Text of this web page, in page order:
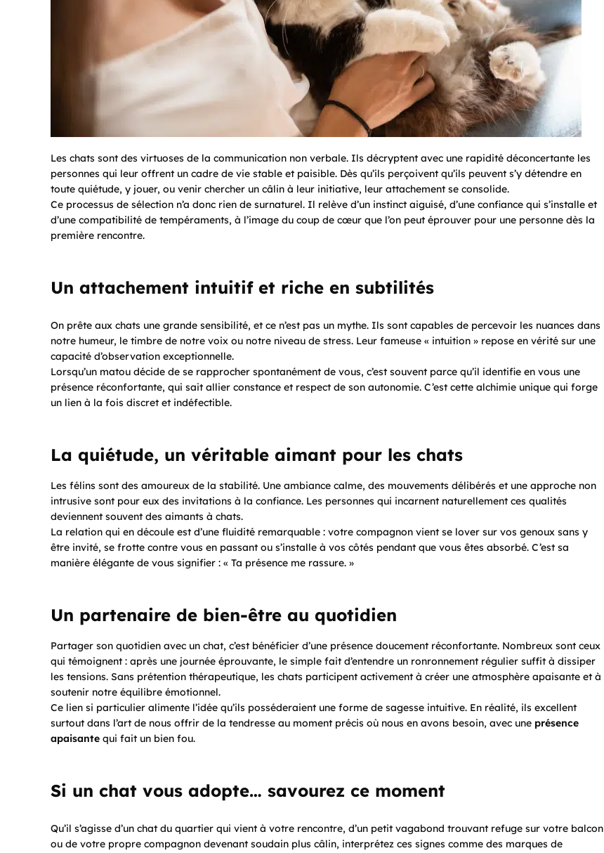
Les chats sont des virtuoses de la communication non verbale. Ils décryptent avec une rapidité déconcertante les
personnes qui leur offrent un cadre de vie stable et paisible. Dès qu’ils perçoivent qu’ils peuvent s’y détendre en
toute quiétude, y jouer, ou venir chercher un câlin à leur initiative, leur attachement se consolide.
Ce processus de sélection n’a donc rien de surnaturel. Il relève d’un instinct aiguisé, d’une confiance qui s’installe et
d’une compatibilité de tempéraments, à l’image du coup de cœur que l’on peut éprouver pour une personne dès la
première rencontre.
Un attachement intuitif et riche en subtilités
On prête aux chats une grande sensibilité, et ce n’est pas un mythe. Ils sont capables de percevoir les nuances dans
notre humeur, le timbre de notre voix ou notre niveau de stress. Leur fameuse « intuition » repose en vérité sur une
capacité d’observation exceptionnelle.
Lorsqu’un matou décide de se rapprocher spontanément de vous, c’est souvent parce qu’il identifie en vous une
présence réconfortante, qui sait allier constance et respect de son autonomie. C’est cette alchimie unique qui forge
un lien à la fois discret et indéfectible.
La quiétude, un véritable aimant pour les chats
Les félins sont des amoureux de la stabilité. Une ambiance calme, des mouvements délibérés et une approche non
intrusive sont pour eux des invitations à la confiance. Les personnes qui incarnent naturellement ces qualités
deviennent souvent des aimants à chats.
La relation qui en découle est d’une fluidité remarquable : votre compagnon vient se lover sur vos genoux sans y
être invité, se frotte contre vous en passant ou s’installe à vos côtés pendant que vous êtes absorbé. C’est sa
manière élégante de vous signifier : « Ta présence me rassure. »
Un partenaire de bien-être au quotidien
Partager son quotidien avec un chat, c’est bénéficier d’une présence doucement réconfortante. Nombreux sont ceux
qui témoignent : après une journée éprouvante, le simple fait d’entendre un ronronnement régulier suffit à dissiper
les tensions. Sans prétention thérapeutique, les chats participent activement à créer une atmosphère apaisante et à
soutenir notre équilibre émotionnel.
Ce lien si particulier alimente l’idée qu’ils posséderaient une forme de sagesse intuitive. En réalité, ils excellent
surtout dans l’art de nous offrir de la tendresse au moment précis où nous en avons besoin, avec une présence
apaisante qui fait un bien fou.
Si un chat vous adopte… savourez ce moment
Qu’il s’agisse d’un chat du quartier qui vient à votre rencontre, d’un petit vagabond trouvant refuge sur votre balcon
ou de votre propre compagnon devenant soudain plus câlin, interprétez ces signes comme des marques de